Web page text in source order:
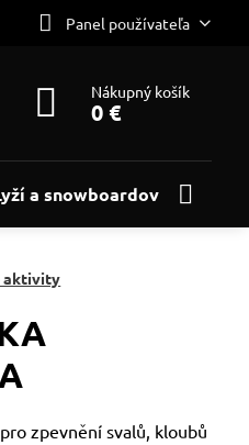
Panel používateľa
Nákupný košík
0 €
a snowboardov
aktivity
zpevnění svalů, kloubů